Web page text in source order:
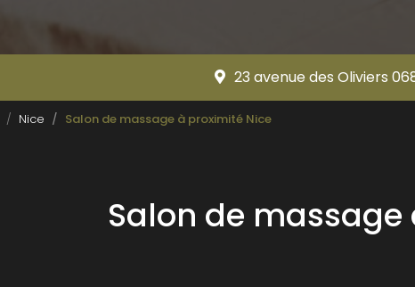
23 avenue des Oliviers
Nice Salon de massage à proximité Nice
Salon de